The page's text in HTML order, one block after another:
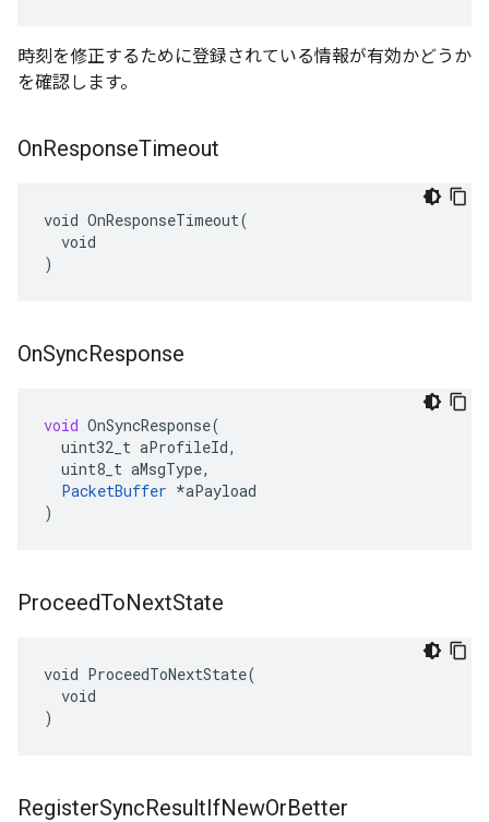
時刻を修正するために登録されている情報が有効かどうか
を確認します。
OnResponseTimeout
void OnResponseTimeout(
  void
)
OnSyncResponse
void OnSyncResponse(
uint32_t aProfileId,
uint8_t aMsgType,
PacketBuffer *aPayload
)
ProceedToNextState
void ProceedToNextState(
  void
)
RegisterSyncResultIfNewOrBetter